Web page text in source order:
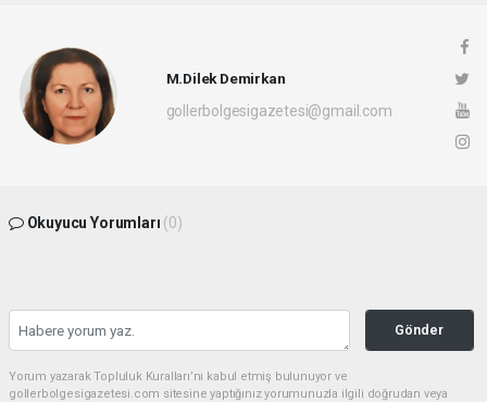
M.Dilek Demirkan
gollerbolgesigazetesi@gmail.com
Okuyucu Yorumları (0)
Gönder
Yorum yazarak Topluluk Kuralları’nı kabul etmiş bulunuyor ve
gollerbolgesigazetesi.com sitesine yaptığınız yorumunuzla ilgili doğrudan veya